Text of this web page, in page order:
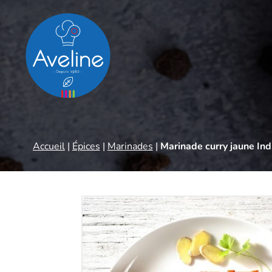
Accueil| Épices | Marinades | Marinade curry jaune
Panneau de gestion des cookies